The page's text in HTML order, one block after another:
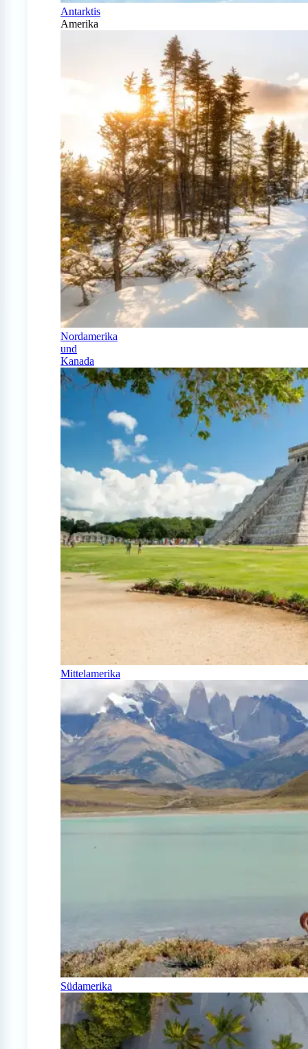
Antarktis
Amerika
Nordamerika
und
Kanada
Mittelamerika
Südamerika